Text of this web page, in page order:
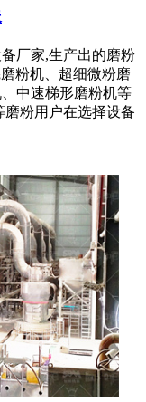
厂家,生产出的磨粉
粉机、超细微粉磨
中速梯形磨粉机等
磨粉用户在选择设备